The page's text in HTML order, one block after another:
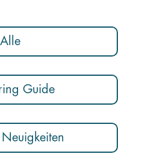
Alle
Guide